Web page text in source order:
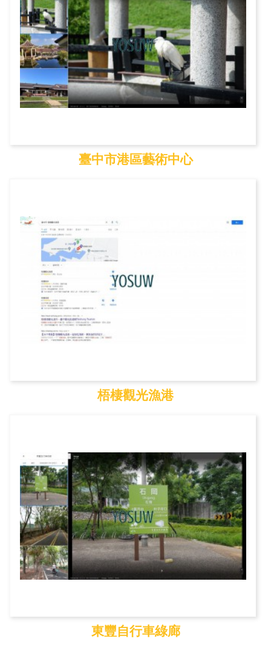
臺中市港區藝術中心
梧棲觀光漁港
東豐自行車綠廊